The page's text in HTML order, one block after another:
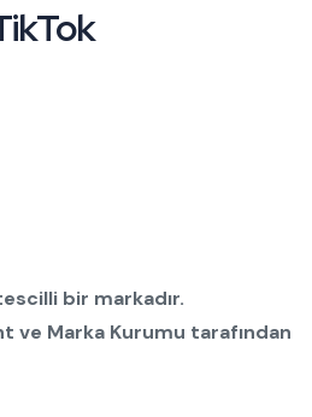
bir markadır.
ve Marka Kurumu tarafından